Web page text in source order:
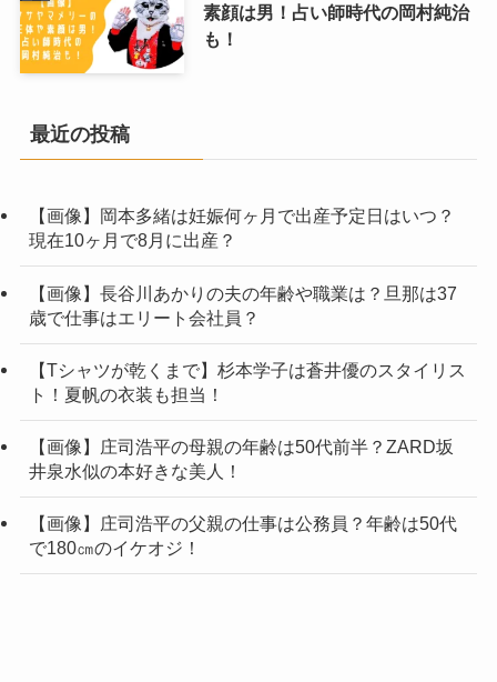
素顔は男！占い師時代の岡村純治
も！
最近の投稿
【画像】岡本多緒は妊娠何ヶ月で出産予定日はいつ？
現在10ヶ月で8月に出産？
【画像】長谷川あかりの夫の年齢や職業は？旦那は37
歳で仕事はエリート会社員？
【Tシャツが乾くまで】杉本学子は蒼井優のスタイリス
ト！夏帆の衣装も担当！
【画像】庄司浩平の母親の年齢は50代前半？ZARD坂
井泉水似の本好きな美人！
【画像】庄司浩平の父親の仕事は公務員？年齢は50代
で180㎝のイケオジ！